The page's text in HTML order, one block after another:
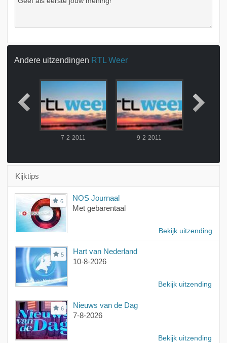
Andere uitzendingen RTL Weer
7-2-2011 9-2-2011
Kijktips
6
NOS Journaal
Met gebarentaal
Bekijk uitzending
5
Hart van Nederland
10-8-2026
Bekijk uitzending
6
Nieuws van de Dag
7-8-2026
Bekijk uitzending